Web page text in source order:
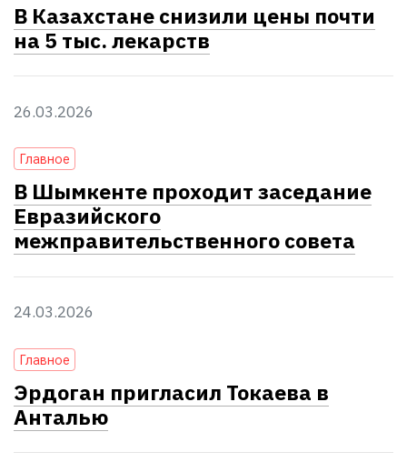
В Казахстане снизили цены почти
на 5 тыс. лекарств
26.03.2026
Главное
В Шымкенте проходит заседание
Евразийского
межправительственного совета
24.03.2026
Главное
Эрдоган пригласил Токаева в
Анталью